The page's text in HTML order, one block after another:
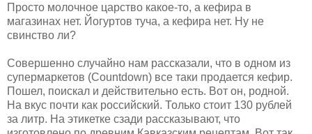
Просто молочное царство какое-то, а кефира в
магазинах нет. Йогуртов туча, а кефира нет. Ну не
свинство ли?
Совершенно случайно нам рассказали, что в одном из
супермаркетов (Countdown) все таки продается кефир.
Пошел, поискал и действительно есть. Вот он, родной.
На вкус почти как российский. Только стоит 130 рублей
за литр. На этикетке сзади рассказывают, что